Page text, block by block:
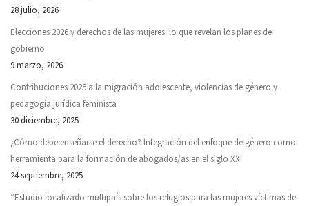
28 julio, 2026
Elecciones 2026 y derechos de las mujeres: lo que revelan los planes de
gobierno
9 marzo, 2026
Contribuciones 2025 a la migración adolescente, violencias de género y
pedagogía jurídica feminista
30 diciembre, 2025
¿Cómo debe enseñarse el derecho? Integración del enfoque de género como
herramienta para la formación de abogados/as en el siglo XXI
24 septiembre, 2025
“Estudio focalizado multipaís sobre los refugios para las mujeres víctimas de